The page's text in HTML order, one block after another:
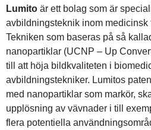
Lumito är ett bolag som är
avbildningsteknik inom medicinsk
Tekniken som baseras på så
nanopartiklar (UCNP – Up
till att höja bildkvaliteten i
avbildningstekniker. Lumitos
med nanopartiklar som markör,
upplösning av vävnader i till
flera potentiella